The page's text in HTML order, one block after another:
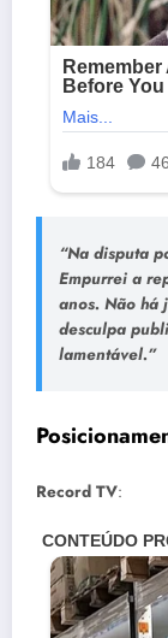
“Na disputa
Empurrei a
anos. Não há
desculpa
lamentável.”
Record TV: